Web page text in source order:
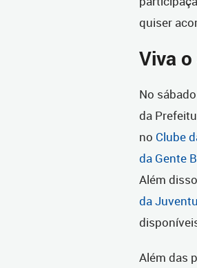
quiser
Viva
No
da
no Clube
da Gente
Além
da
Além das